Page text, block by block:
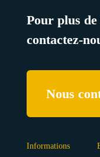
Pour plus
contactez-
Nous
Informations